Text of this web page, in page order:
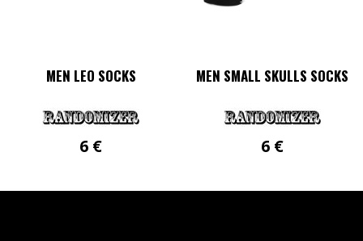
MEN LEO SOCKS
6 €
MEN SMALL SKULLS SOCKS
6 €